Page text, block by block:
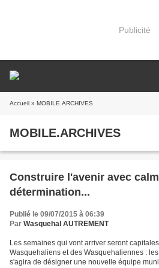
Publicité
Accueil » MOBILE.ARCHIVES
MOBILE.ARCHIVES
Construire l'avenir avec
détermination...
Publié le 09/07/2015 à 06:39
Par Wasquehal AUTREMENT
Les semaines qui vont arriver seront
Wasquehaliens et des Wasquehaliennes :
s'agira de désigner une nouvelle équipe